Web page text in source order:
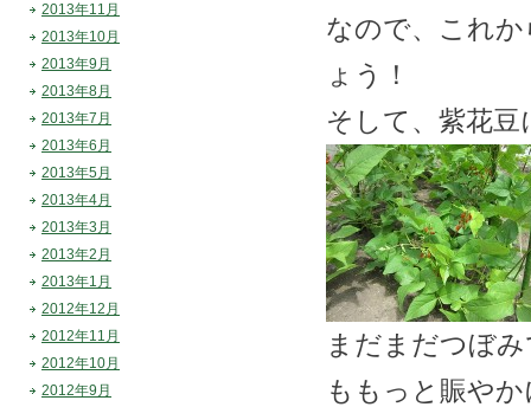
なので、これ
ょう！
そして、紫花豆
まだまだつぼ
ももっと賑や
2013年11月
2013年10月
2013年9月
2013年8月
2013年7月
2013年6月
2013年5月
2013年4月
2013年3月
2013年2月
2013年1月
2012年12月
2012年11月
2012年10月
2012年9月